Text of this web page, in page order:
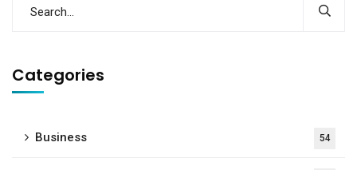
Categories
Business 54